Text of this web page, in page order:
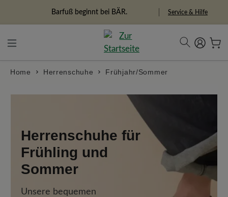
Barfuß beginnt bei BÄR.
Freiheitspioniere Service & Hilfe
Home Herrenschuhe Frühjahr/Sommer
Herrenschuhe für
Frühling und
Sommer
Unsere bequemen